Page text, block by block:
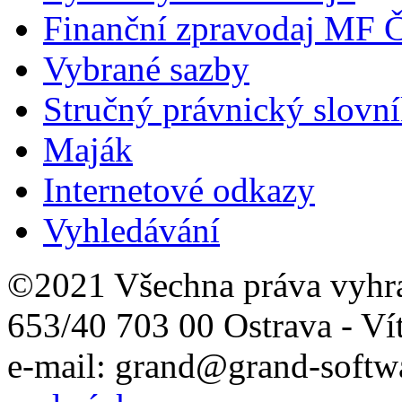
Finanční zpravodaj MF
Vybrané sazby
Stručný právnický
Maják
Internetové odkazy
Vyhledávání
©2021 Všechna práva
653/40 703 00 Ostrava -
e-mail: grand@grand-